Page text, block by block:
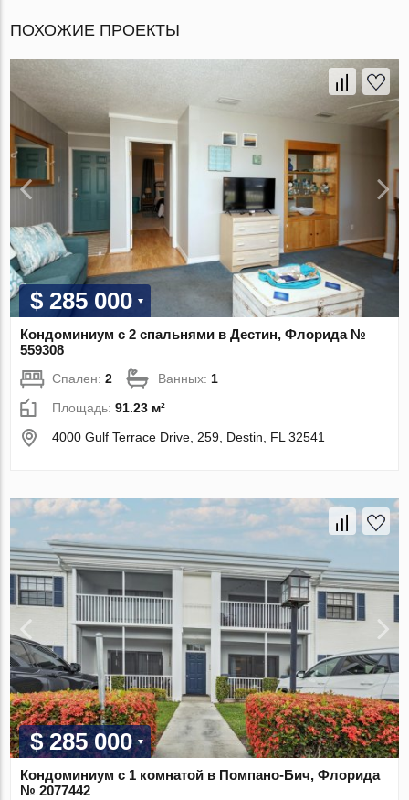
ПОХОЖИЕ ПРОЕКТЫ
$ 285 000
Кондоминиум с 2 спальнями в Дестин, Флорида №
559308
Спален:2 Ванных:1
Площадь:91.23 м²
4000 Gulf Terrace Drive, 259, Destin, FL 32541
$ 285 000
Кондоминиум с 1 комнатой в Помпано-Бич, Флорида
№ 2077442